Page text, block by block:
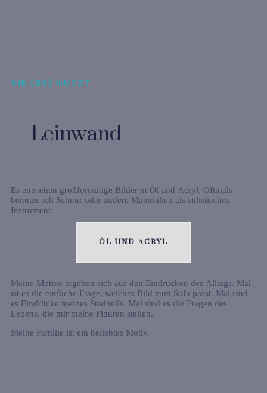
SIE (BE) NUTZT
Leinwand
Es entstehen großformatige Bilder in Öl und Acryl. Oftmals
benutze ich Schnur oder andere Materialien als stilistisches
Instrument.
ÖL UND ACRYL
Meine Motive ergeben sich aus den Eindrücken des Alltags. Mal
ist es die einfache Frage, welches Bild zum Sofa passt. Mal sind
es Eindrücke meines Stadtteils. Mal sind es die Fragen des
Lebens, die mir meine Figuren stellen.
Meine Familie ist ein beliebtes Motiv.